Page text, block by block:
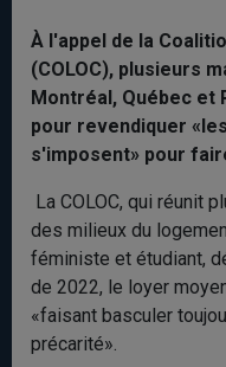
À l'appel de la
(COLOC), plusieurs
Montréal, Québec et
pour revendiquer
s'imposent» pour
La COLOC, qui réunit
des milieux du
féministe et étudiant,
de 2022, le loyer
«faisant basculer
précarité».